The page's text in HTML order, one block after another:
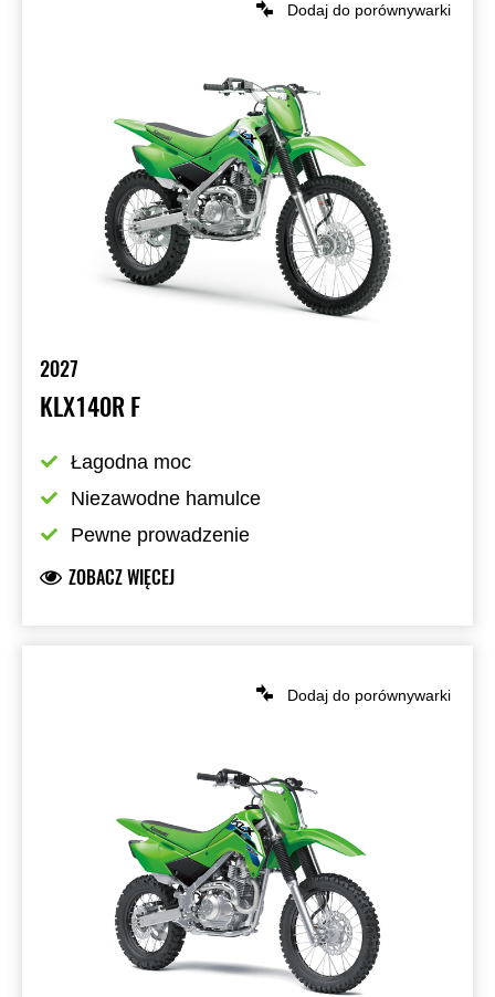
Dodaj do porównywarki
2027
KLX140R F
Łagodna moc
Niezawodne hamulce
Pewne prowadzenie
ZOBACZ WIĘCEJ
Dodaj do porównywarki